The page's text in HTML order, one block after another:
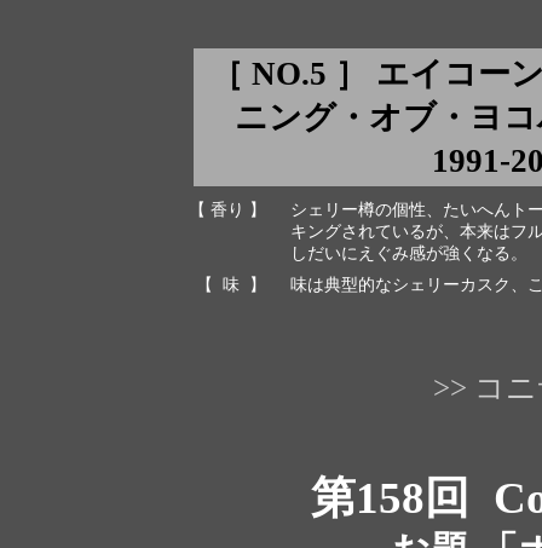
［ NO.5 ］ エイコー
ニング・オブ・ヨ
1991-
【 香り 】
シェリー樽の個性、たいへんト
キングされているが、本来はフ
しだいにえぐみ感が強くなる。
【 味 】
味は典型的なシェリーカスク、
>> コ
第158回